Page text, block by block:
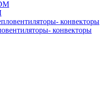
конвекторы